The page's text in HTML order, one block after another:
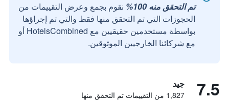
تم التحقق منه 100%
نقوم بجمع وعرض التقييمات من
الحجوزات التي تم التحقق منها فقط والتي تم إجراؤها
بواسطة مستخدمين حقيقيين مع HotelsCombined أو
مع شركائنا الخارجيين الموثوقين.
7.5 جيد
1,827 من التقييمات تم التحقق منها